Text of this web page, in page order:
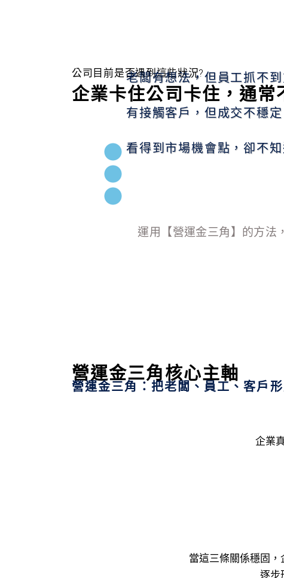
公司目前是否遇到這些狀況?
企業卡住公司卡住，通常
老闆有想法，但員工抓不到
有接觸客戶，但成交不穩定
看得到市場機會點，卻不
運用【營運金三角】的方法
營運金三角核心主軸​
營運金三角：把老闆、員工、客戶
企業
當這三條關係穩固，
逐步